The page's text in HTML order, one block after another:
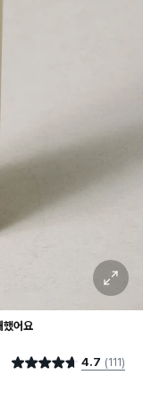
확대 보기
어요
어요
별점 4.7점 4.7 (111)